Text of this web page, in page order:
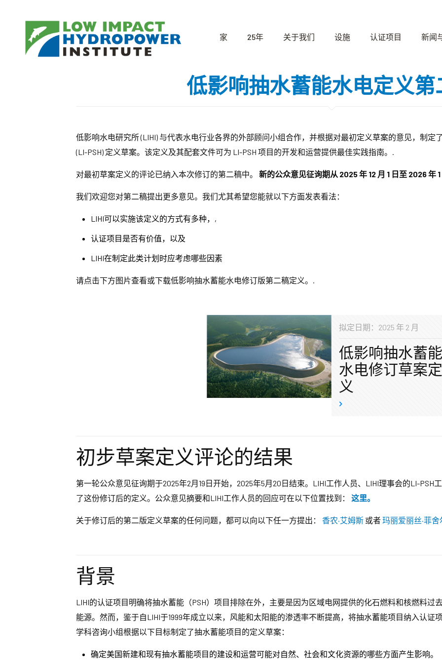
家 25年 关于我们 设施 认证项目 新闻
低影响抽水蓄能水电定义第
低影响水电研究所 (LIHI) 与代表水电行业各界的外部顾问小组合作，并根据对最初定义草案的意见，制定
(LI-PSH) 定义草案。该定义及其配套文件可为 LI-PSH 项目的开发和运营提供最佳实践指南。.
对最初草案定义的评论已纳入本次修订的第二稿中。 新的公众意见征询期从 2025 年 12 月 1 日至 2026 年
我们欢迎您对第二稿提出更多意见。我们尤其希望您能就以下方面发表看法：
LIHI可以实施该定义的方式有多种，,
认证项目是否有价值，以及
LIHI在制定此类计划时应考虑哪些因素
请点击下方图片查看或下载低影响抽水蓄能水电修订版第二稿定义。.
拟定日期：2025 年 2 月
低影响抽水蓄能
水电修订草案定
义
初步草案定义评论的结果
第一轮公众意见征询期于2025年2月19日开始，2025年5月20日结束。LIHI工作人员、LIHI理事会的LI-
了这份修订后的定义。公众意见摘要和LIHI工作人员的回应可在以下位置找到： 这里。
关于修订后的第二版定义草案的任何问题，都可以向以下任一方提出： 香农·艾姆斯 或者玛丽爱丽丝·菲舍
背景
LIHI的认证项目明确将抽水蓄能（PSH）项目排除在外，主要是因为区域电网提供的化石燃料和核燃料过
能源。然而，鉴于自LIHI于1999年成立以来，风能和太阳能的渗透率不断提高，将抽水蓄能项目纳入认证
学科咨询小组根据以下目标制定了抽水蓄能项目的定义草案：
确定美国新建和现有抽水蓄能项目的建设和运营可能对自然、社会和文化资源的哪些方面产生影响。